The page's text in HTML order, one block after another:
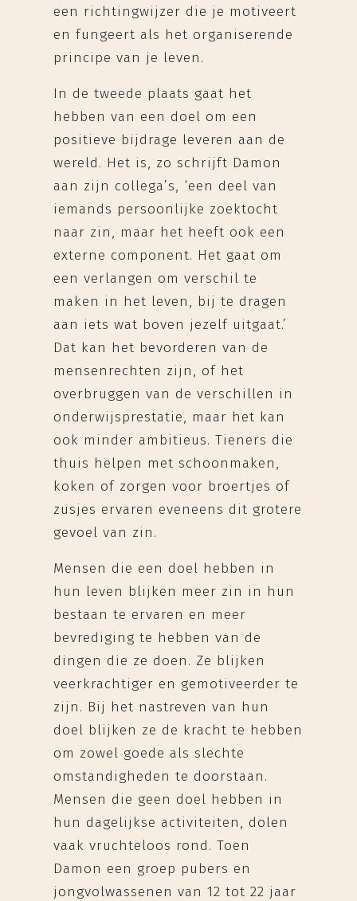
een richtingwijzer die je motiveert
en fungeert als het organiserende
principe van je leven.
In de tweede plaats gaat het
hebben van een doel om een
positieve bijdrage leveren aan de
wereld. Het is, zo schrijft Damon
aan zijn collega’s, ‘een deel van
iemands persoonlijke zoektocht
naar zin, maar het heeft ook een
externe component. Het gaat om
een verlangen om verschil te
maken in het leven, bij te dragen
aan iets wat boven jezelf uitgaat.’
Dat kan het bevorderen van de
mensenrechten zijn, of het
overbruggen van de verschillen in
onderwijsprestatie, maar het kan
ook minder ambitieus. Tieners die
thuis helpen met schoonmaken,
koken of zorgen voor broertjes of
zusjes ervaren eveneens dit grotere
gevoel van zin.
Mensen die een doel hebben in
hun leven blijken meer zin in hun
bestaan te ervaren en meer
bevrediging te hebben van de
dingen die ze doen. Ze blijken
veerkrachtiger en gemotiveerder te
zijn. Bij het nastreven van hun
doel blijken ze de kracht te hebben
om zowel goede als slechte
omstandigheden te doorstaan.
Mensen die geen doel hebben in
hun dagelijkse activiteiten, dolen
vaak vruchteloos rond. Toen
Damon een groep pubers en
jongvolwassenen van 12 tot 22 jaar